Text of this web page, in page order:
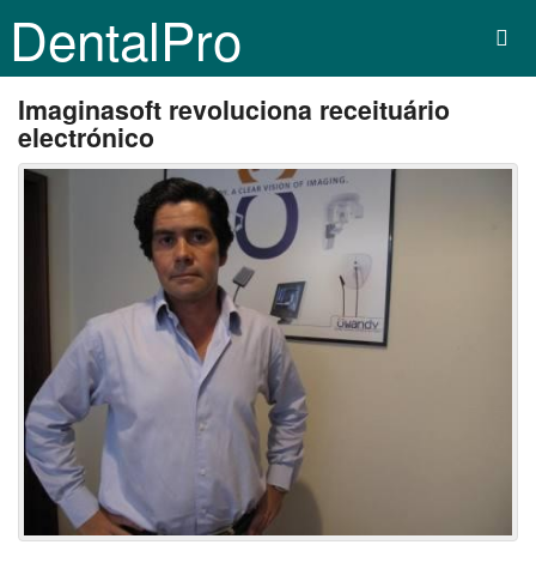
DentalPro
Imaginasoft revoluciona receituário
electrónico